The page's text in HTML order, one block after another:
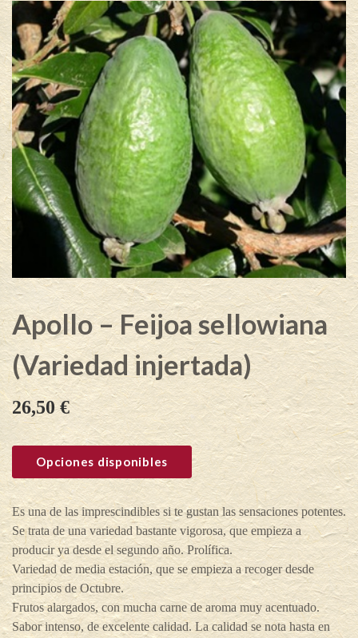
Apollo – Feijoa sellowiana
(Variedad injertada)
26,50€
Opciones disponibles
Es una de las imprescindibles si te gustan las sensaciones potentes.
Se trata de una variedad bastante vigorosa, que empieza a
producir ya desde el segundo año. Prolífica.
Variedad de media estación, que se empieza a recoger desde
principios de Octubre.
Frutos alargados, con mucha carne de aroma muy acentuado.
Sabor intenso, de excelente calidad. La calidad se nota hasta en